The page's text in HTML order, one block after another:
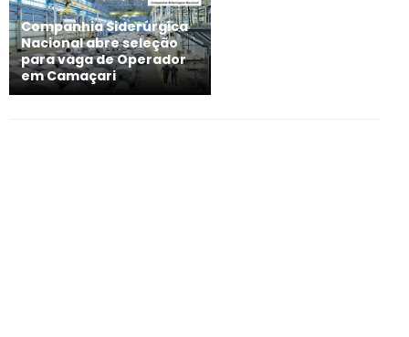
Companhia Siderúrgica
Nacional abre seleção
para vaga de Operador
em Camaçari